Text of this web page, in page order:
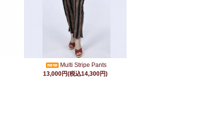
Multi Stripe Pants
13,000円(税込14,300円)